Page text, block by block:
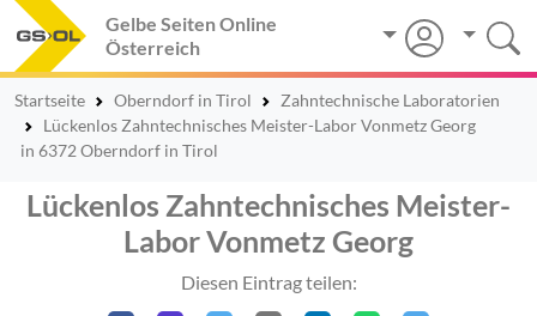
Gelbe Seiten Online
Österreich
Startseite Oberndorf in Tirol
Zahntechnische Laboratorien
Lückenlos Zahntechnisches Meister-Labor Vonmetz Georg
in 6372 Oberndorf in Tirol
Lückenlos Zahntechnisches Meister-
Labor Vonmetz Georg
Diesen Eintrag teilen: